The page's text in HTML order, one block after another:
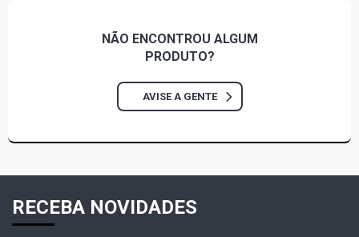
NÃO ENCONTROU ALGUM
PRODUTO?
AVISE A GENTE
RECEBA NOVIDADES